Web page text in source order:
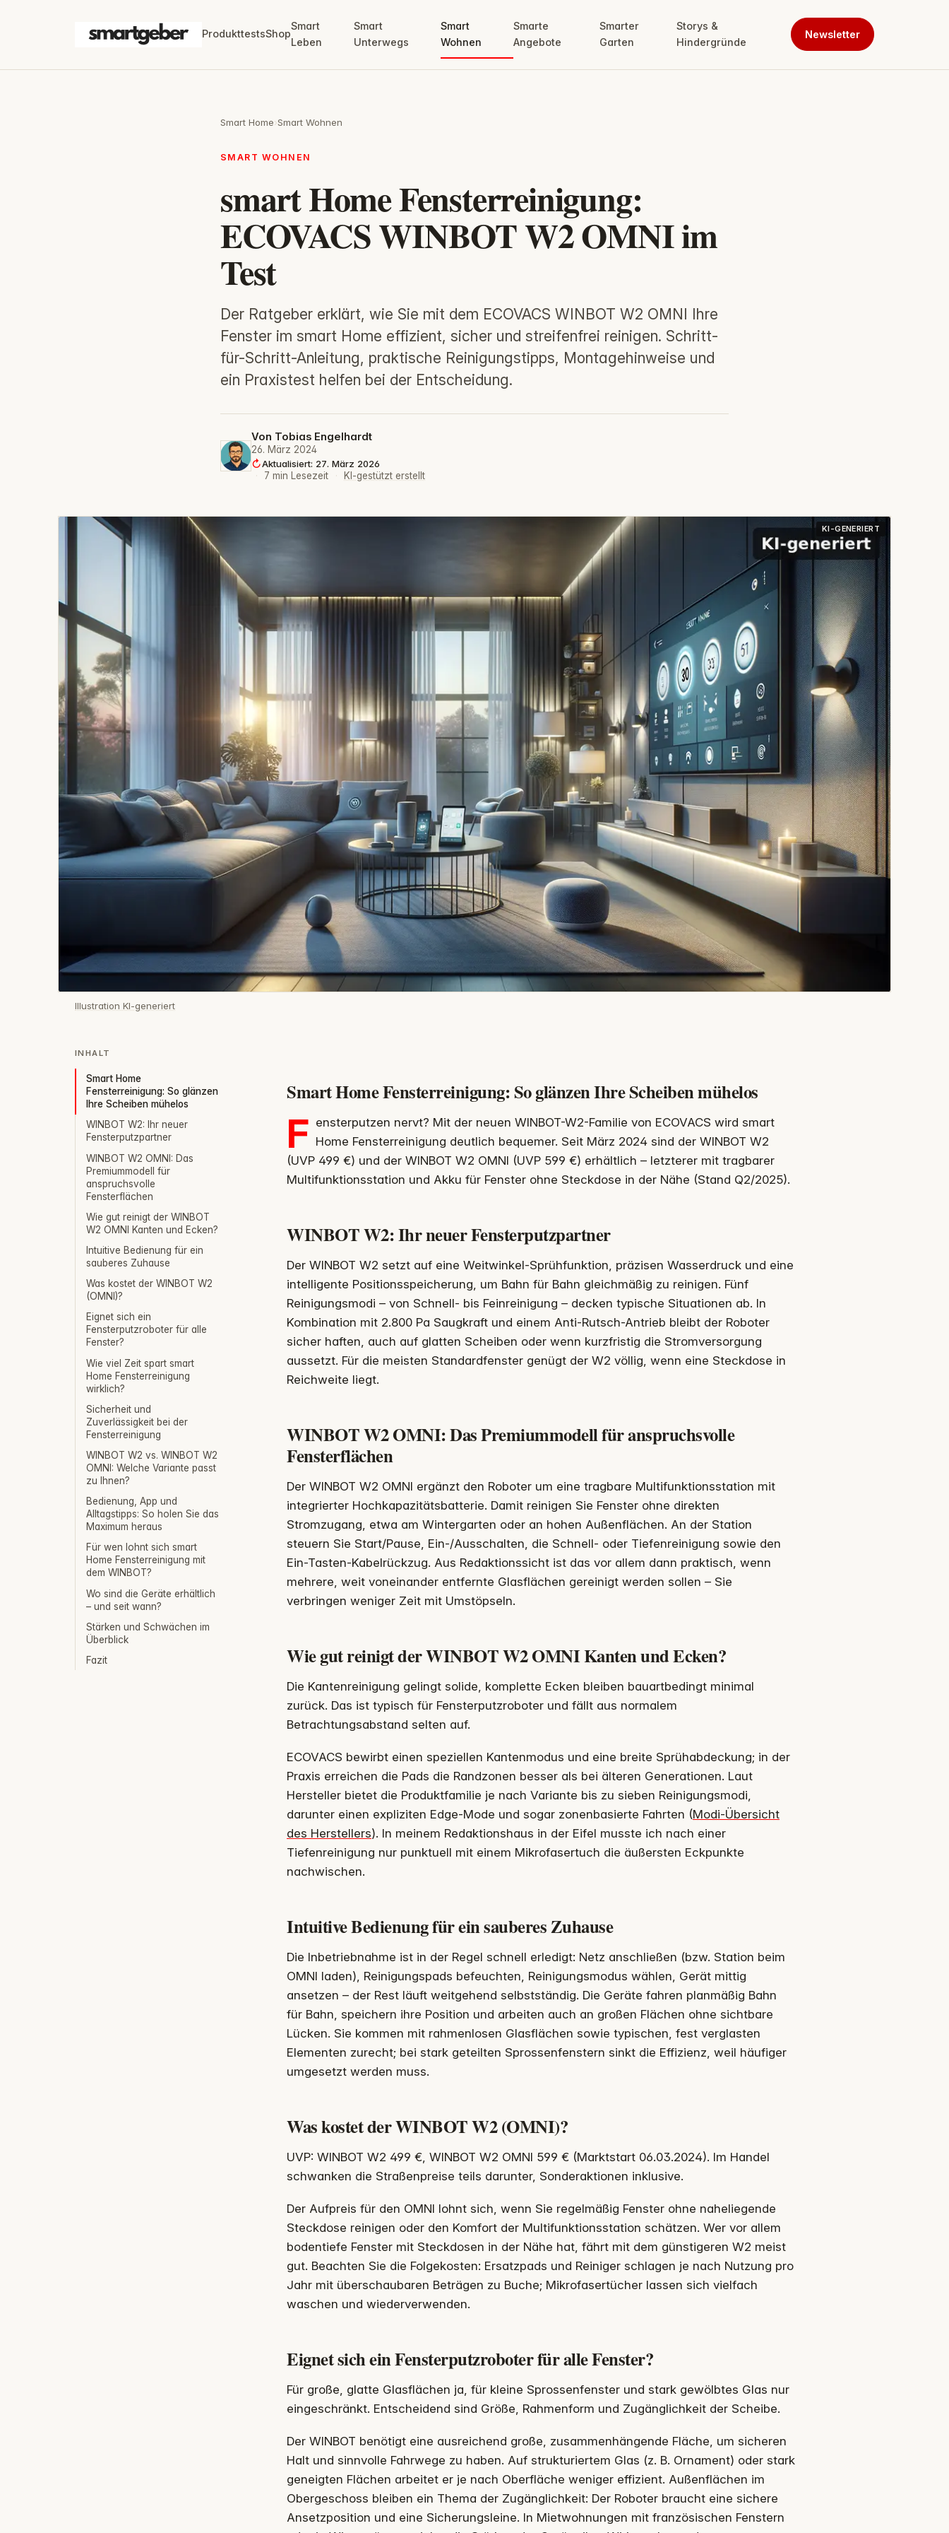
ProdukttestsShop
Smart
Leben
Smart
Unterwegs
Smart
Wohnen
Smarte
Angebote
Smarter
Garten
Storys &
Hindergründe
Newsletter
Smart Home›Smart Wohnen
SMART WOHNEN
smart Home Fensterreinigung:
ECOVACS WINBOT W2 OMNI im
Test
Der Ratgeber erklärt, wie Sie mit dem ECOVACS WINBOT W2 OMNI Ihre
Fenster im smart Home effizient, sicher und streifenfrei reinigen. Schritt-
für-Schritt-Anleitung, praktische Reinigungstipps, Montagehinweise und
ein Praxistest helfen bei der Entscheidung.
Von Tobias Engelhardt
26. März 2024
Aktualisiert: 27. März 2026
·
7 min Lesezeit · KI-gestützt erstellt
KI-GENERIERT
Illustration KI-generiert
INHALT
Smart Home
Fensterreinigung: So glänzen
Ihre Scheiben mühelos
WINBOT W2: Ihr neuer
Fensterputzpartner
WINBOT W2 OMNI: Das
Premiummodell für
anspruchsvolle
Fensterflächen
Wie gut reinigt der WINBOT
W2 OMNI Kanten und Ecken?
Intuitive Bedienung für ein
sauberes Zuhause
Was kostet der WINBOT W2
(OMNI)?
Eignet sich ein
Fensterputzroboter für alle
Fenster?
Wie viel Zeit spart smart
Home Fensterreinigung
wirklich?
Sicherheit und
Zuverlässigkeit bei der
Fensterreinigung
WINBOT W2 vs. WINBOT W2
OMNI: Welche Variante passt
zu Ihnen?
Bedienung, App und
Alltagstipps: So holen Sie das
Maximum heraus
Für wen lohnt sich smart
Home Fensterreinigung mit
dem WINBOT?
Wo sind die Geräte erhältlich
– und seit wann?
Stärken und Schwächen im
Überblick
Fazit
Smart Home Fensterreinigung: So glänzen Ihre Scheiben mühelos
F ensterputzen nervt? Mit der neuen WINBOT-W2-Familie von ECOVACS wird smart
Home Fensterreinigung deutlich bequemer. Seit März 2024 sind der WINBOT W2
(UVP 499 €) und der WINBOT W2 OMNI (UVP 599 €) erhältlich – letzterer mit tragbarer
Multifunktionsstation und Akku für Fenster ohne Steckdose in der Nähe (Stand Q2/2025).
WINBOT W2: Ihr neuer Fensterputzpartner
Der WINBOT W2 setzt auf eine Weitwinkel-Sprühfunktion, präzisen Wasserdruck und eine
intelligente Positionsspeicherung, um Bahn für Bahn gleichmäßig zu reinigen. Fünf
Reinigungsmodi – von Schnell- bis Feinreinigung – decken typische Situationen ab. In
Kombination mit 2.800 Pa Saugkraft und einem Anti-Rutsch-Antrieb bleibt der Roboter
sicher haften, auch auf glatten Scheiben oder wenn kurzfristig die Stromversorgung
aussetzt. Für die meisten Standardfenster genügt der W2 völlig, wenn eine Steckdose in
Reichweite liegt.
WINBOT W2 OMNI: Das Premiummodell für anspruchsvolle
Fensterflächen
Der WINBOT W2 OMNI ergänzt den Roboter um eine tragbare Multifunktionsstation mit
integrierter Hochkapazitätsbatterie. Damit reinigen Sie Fenster ohne direkten
Stromzugang, etwa am Wintergarten oder an hohen Außenflächen. An der Station
steuern Sie Start/Pause, Ein-/Ausschalten, die Schnell- oder Tiefenreinigung sowie den
Ein-Tasten-Kabelrückzug. Aus Redaktionssicht ist das vor allem dann praktisch, wenn
mehrere, weit voneinander entfernte Glasflächen gereinigt werden sollen – Sie
verbringen weniger Zeit mit Umstöpseln.
Wie gut reinigt der WINBOT W2 OMNI Kanten und Ecken?
Die Kantenreinigung gelingt solide, komplette Ecken bleiben bauartbedingt minimal
zurück. Das ist typisch für Fensterputzroboter und fällt aus normalem
Betrachtungsabstand selten auf.
ECOVACS bewirbt einen speziellen Kantenmodus und eine breite Sprühabdeckung; in der
Praxis erreichen die Pads die Randzonen besser als bei älteren Generationen. Laut
Hersteller bietet die Produktfamilie je nach Variante bis zu sieben Reinigungsmodi,
darunter einen expliziten Edge-Mode und sogar zonenbasierte Fahrten (Modi-Übersicht
des Herstellers). In meinem Redaktionshaus in der Eifel musste ich nach einer
Tiefenreinigung nur punktuell mit einem Mikrofasertuch die äußersten Eckpunkte
nachwischen.
Intuitive Bedienung für ein sauberes Zuhause
Die Inbetriebnahme ist in der Regel schnell erledigt: Netz anschließen (bzw. Station beim
OMNI laden), Reinigungspads befeuchten, Reinigungsmodus wählen, Gerät mittig
ansetzen – der Rest läuft weitgehend selbstständig. Die Geräte fahren planmäßig Bahn
für Bahn, speichern ihre Position und arbeiten auch an großen Flächen ohne sichtbare
Lücken. Sie kommen mit rahmenlosen Glasflächen sowie typischen, fest verglasten
Elementen zurecht; bei stark geteilten Sprossenfenstern sinkt die Effizienz, weil häufiger
umgesetzt werden muss.
Was kostet der WINBOT W2 (OMNI)?
UVP: WINBOT W2 499 €, WINBOT W2 OMNI 599 € (Marktstart 06.03.2024). Im Handel
schwanken die Straßenpreise teils darunter, Sonderaktionen inklusive.
Der Aufpreis für den OMNI lohnt sich, wenn Sie regelmäßig Fenster ohne naheliegende
Steckdose reinigen oder den Komfort der Multifunktionsstation schätzen. Wer vor allem
bodentiefe Fenster mit Steckdosen in der Nähe hat, fährt mit dem günstigeren W2 meist
gut. Beachten Sie die Folgekosten: Ersatzpads und Reiniger schlagen je nach Nutzung pro
Jahr mit überschaubaren Beträgen zu Buche; Mikrofasertücher lassen sich vielfach
waschen und wiederverwenden.
Eignet sich ein Fensterputzroboter für alle Fenster?
Für große, glatte Glasflächen ja, für kleine Sprossenfenster und stark gewölbtes Glas nur
eingeschränkt. Entscheidend sind Größe, Rahmenform und Zugänglichkeit der Scheibe.
Der WINBOT benötigt eine ausreichend große, zusammenhängende Fläche, um sicheren
Halt und sinnvolle Fahrwege zu haben. Auf strukturiertem Glas (z. B. Ornament) oder stark
geneigten Flächen arbeitet er je nach Oberfläche weniger effizient. Außenflächen im
Obergeschoss bleiben ein Thema der Zugänglichkeit: Der Roboter braucht eine sichere
Ansetzposition und eine Sicherungsleine. In Mietwohnungen mit französischen Fenstern